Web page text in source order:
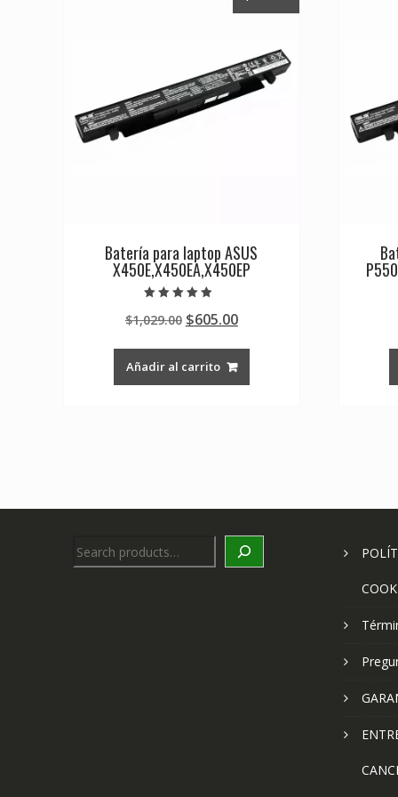
Batería para laptop ASUS
X450E,X450EA,X450EP
4.50
de 5
$1,029.00 Original
was:
$1,029.00.
$605.00Current
$605.00.
Añadir al carrito
Search